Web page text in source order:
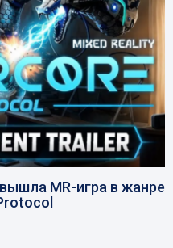
MR-игра в жанре